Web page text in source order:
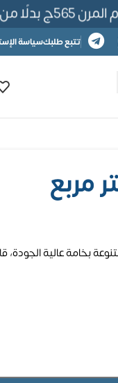
محدوده
تتبع طلبكسياسة
بخامة عالية